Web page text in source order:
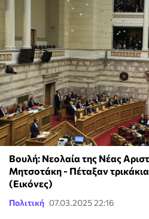
Βουλή: Νεολαία της Νέας
Μητσοτάκη - Πέταξαν
(Εικόνες)
Πολιτική 07.03.2025 22:16